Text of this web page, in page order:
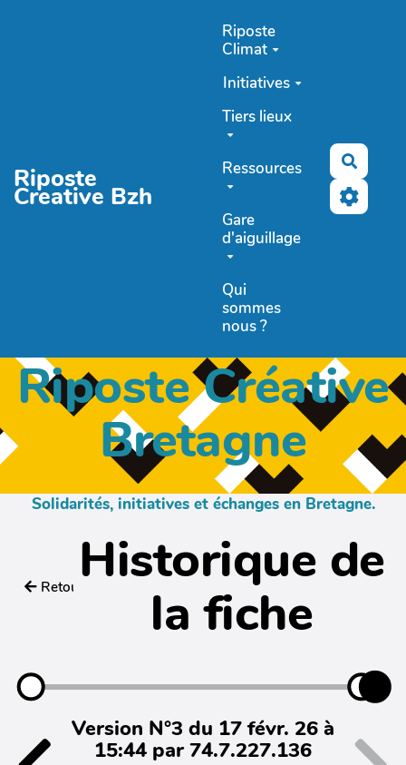
Riposte
Creative Bzh
Riposte
Climat
Initiatives
Tiers lieux
Ressources
Gare
d'aiguillage
Qui
sommes
nous ?
Riposte Créative
Bretagne
Solidarités, initiatives et échanges en Bretagne.
Retour Historique de
la fiche
Version N°3 du 17 févr. 26 à
15:44 par 74.7.227.136